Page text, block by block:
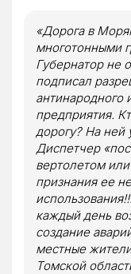
«Дорога в
многотонными
Губернатор не
подписал
антинародного
предприятия.
дорогу? На
Диспетчер
вертолетом
признания ее
каждый день
создание
местные
Томской